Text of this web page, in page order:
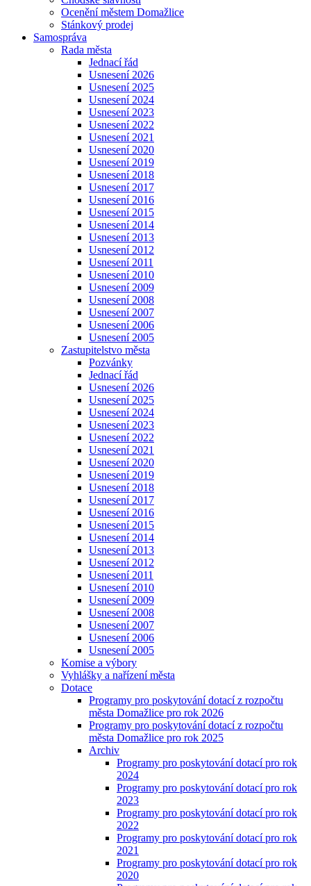
Ocenění městem Domažlice
Stánkový prodej
Samospráva
Rada města
Jednací řád
Usnesení 2026
Usnesení 2025
Usnesení 2024
Usnesení 2023
Usnesení 2022
Usnesení 2021
Usnesení 2020
Usnesení 2019
Usnesení 2018
Usnesení 2017
Usnesení 2016
Usnesení 2015
Usnesení 2014
Usnesení 2013
Usnesení 2012
Usnesení 2011
Usnesení 2010
Usnesení 2009
Usnesení 2008
Usnesení 2007
Usnesení 2006
Usnesení 2005
Zastupitelstvo města
Pozvánky
Jednací řád
Usnesení 2026
Usnesení 2025
Usnesení 2024
Usnesení 2023
Usnesení 2022
Usnesení 2021
Usnesení 2020
Usnesení 2019
Usnesení 2018
Usnesení 2017
Usnesení 2016
Usnesení 2015
Usnesení 2014
Usnesení 2013
Usnesení 2012
Usnesení 2011
Usnesení 2010
Usnesení 2009
Usnesení 2008
Usnesení 2007
Usnesení 2006
Usnesení 2005
Komise a výbory
Vyhlášky a nařízení města
Dotace
Programy pro poskytování dotací z rozpočtu
města Domažlice pro rok 2026
Programy pro poskytování dotací z rozpočtu
města Domažlice pro rok 2025
Archiv
Programy pro poskytování dotací pro rok
2024
Programy pro poskytování dotací pro rok
2023
Programy pro poskytování dotací pro rok
2022
Programy pro poskytování dotací pro rok
2021
Programy pro poskytování dotací pro rok
2020